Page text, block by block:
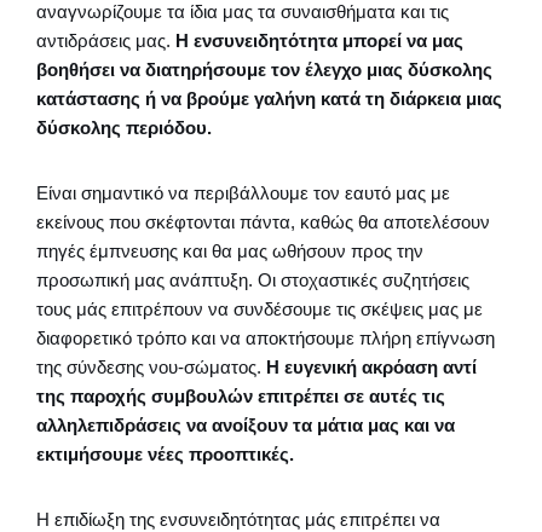
αναγνωρίζουμε τα ίδια μας τα συναισθήματα και τις
αντιδράσεις μας. Η ενσυνειδητότητα μπορεί να μας
βοηθήσει να διατηρήσουμε τον έλεγχο μιας δύσκολης
κατάστασης ή να βρούμε γαλήνη κατά τη διάρκεια μιας
δύσκολης περιόδου.
Είναι σημαντικό να περιβάλλουμε τον εαυτό μας με
εκείνους που σκέφτονται πάντα, καθώς θα αποτελέσουν
πηγές έμπνευσης και θα μας ωθήσουν προς την
προσωπική μας ανάπτυξη. Οι στοχαστικές συζητήσεις
τους μάς επιτρέπουν να συνδέσουμε τις σκέψεις μας με
διαφορετικό τρόπο και να αποκτήσουμε πλήρη επίγνωση
της σύνδεσης νου-σώματος. Η ευγενική ακρόαση αντί
της παροχής συμβουλών επιτρέπει σε αυτές τις
αλληλεπιδράσεις να ανοίξουν τα μάτια μας και να
εκτιμήσουμε νέες προοπτικές.
Η επιδίωξη της ενσυνειδητότητας μάς επιτρέπει να